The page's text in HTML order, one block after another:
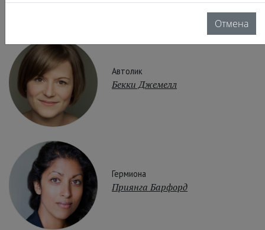
Автолик
Бекки Джемелл
Гермиона
Приянга Барфорд
Отмена